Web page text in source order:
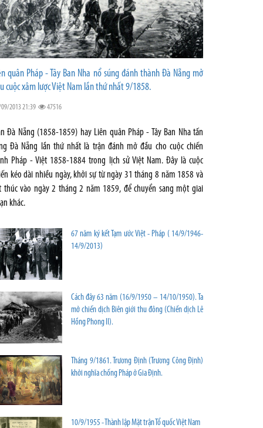
quân Pháp - Tây Ban Nha nổ súng đánh thành Đà Nẵng mở
cuộc xâm lược Việt Nam lần thứ nhất 9/1858.
2013 21:39 47516
Đà Nẵng (1858-1859) hay Liên quân Pháp - Tây Ban Nha tấn
Đà Nẵng lần thứ nhất là trận đánh mở đầu cho cuộc chiến
Pháp - Việt 1858-1884 trong lịch sử Việt Nam. Đây là cuộc
kéo dài nhiều ngày, khởi sự từ ngày 31 tháng 8 năm 1858 và
thúc vào ngày 2 tháng 2 năm 1859, để chuyển sang một giai
khác.
67 năm ký kết Tạm ước Việt - Pháp ( 14/9/1946-
14/9/2013)
Cách đây 63 năm (16/9/1950 – 14/10/1950). Ta
mở chiến dịch Biên giới thu đông (Chiến dịch Lê
Hồng Phong II).
Tháng 9/1861. Trương Định (Trương Công Định)
khởi nghĩa chống Pháp ở Gia Định.
10/9/1955 - Thành lập Mặt trận Tổ quốc Việt Nam